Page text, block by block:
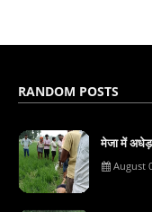
RANDOM POSTS
मेजा में अधेड़
August